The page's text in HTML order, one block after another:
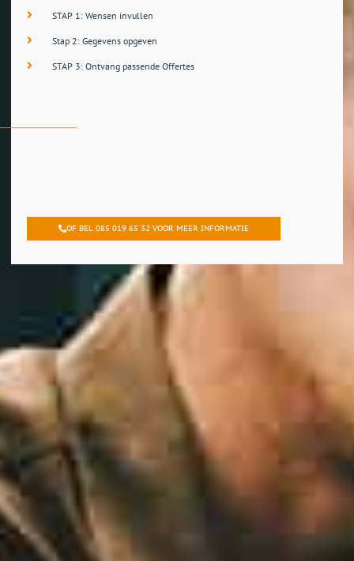
STAP 1: Wensen invullen
Stap 2: Gegevens opgeven
STAP 3: Ontvang passende Offertes
OF BEL 085 019 65 32 VOOR MEER INFORMATIE